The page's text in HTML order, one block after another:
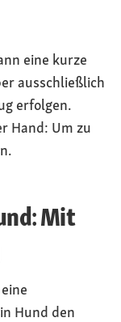
eine kurze
ausschließlich
erfolgen.
Hand: Um zu
Mit
Hund den